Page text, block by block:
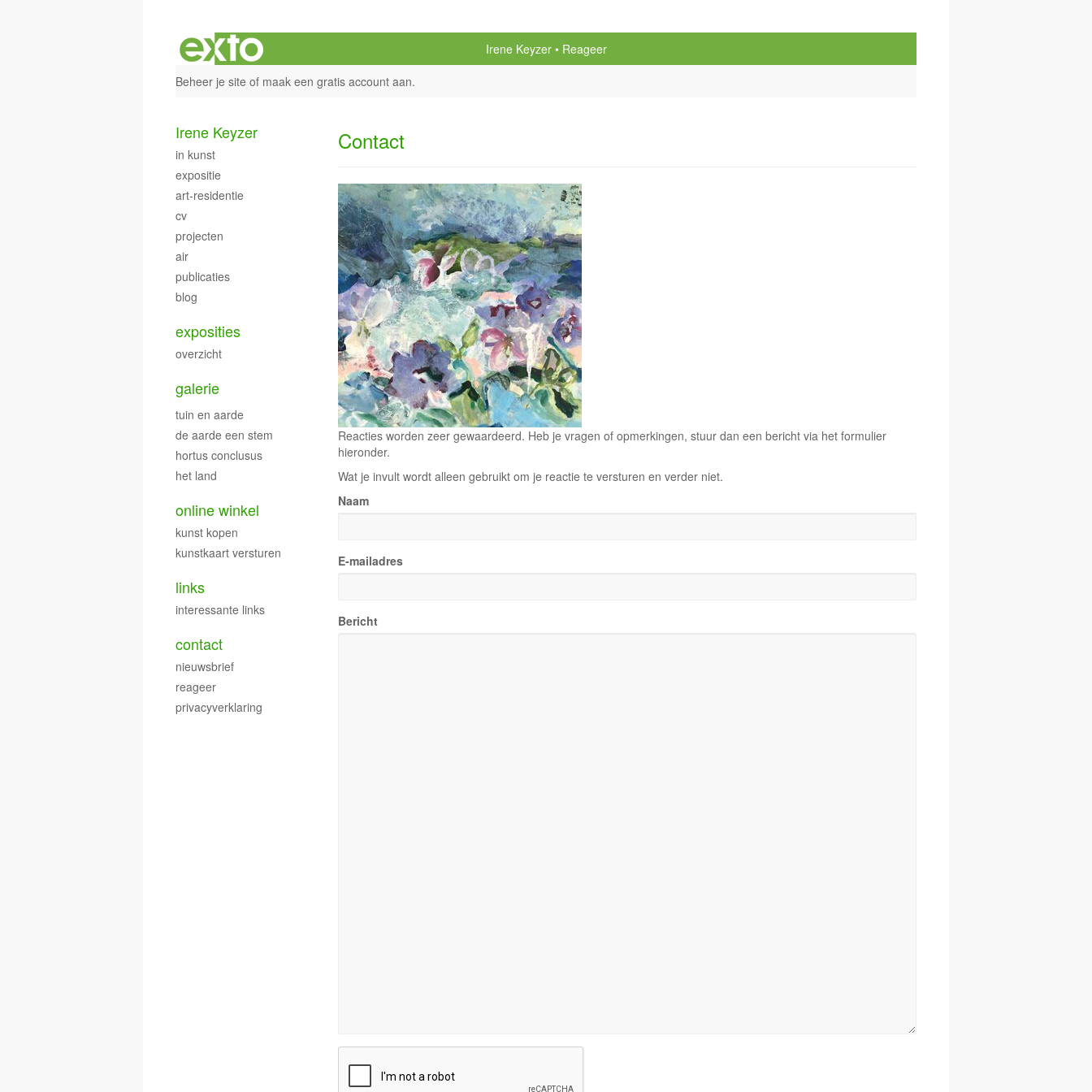
Irene Keyzer
Reageer
Beheer je site of maak een gratis account aan.
Contact
Reacties worden zeer gewaardeerd. Heb je vragen of opmerkingen, stuur dan een bericht via het formulier
hieronder.
Wat je invult wordt alleen gebruikt om je reactie te versturen en verder niet.
Naam
E-mailadres
Bericht
Irene Keyzer
in kunst
expositie
art-residentie
cv
projecten
air
publicaties
blog
exposities
overzicht
galerie
tuin en aarde
de aarde een stem
hortus conclusus
het land
online winkel
kunst kopen
kunstkaart versturen
links
interessante links
contact
nieuwsbrief
reageer
privacyverklaring